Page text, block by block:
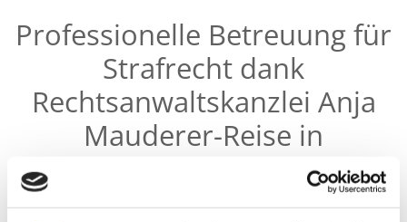
Professionelle Betreuung für
Strafrecht dank
Rechtsanwaltskanzlei Anja
Mauderer-Reise in